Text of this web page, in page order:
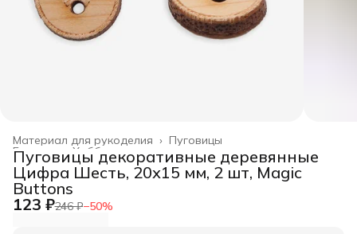
Пуговицы
Материал для рукоделия ›
Хобби и творчество ›
Главная ›
Пуговицы декоративные деревянные
Цифра Шесть, 20х15 мм, 2 шт, Magic
Buttons
123 ₽246 ₽−50%